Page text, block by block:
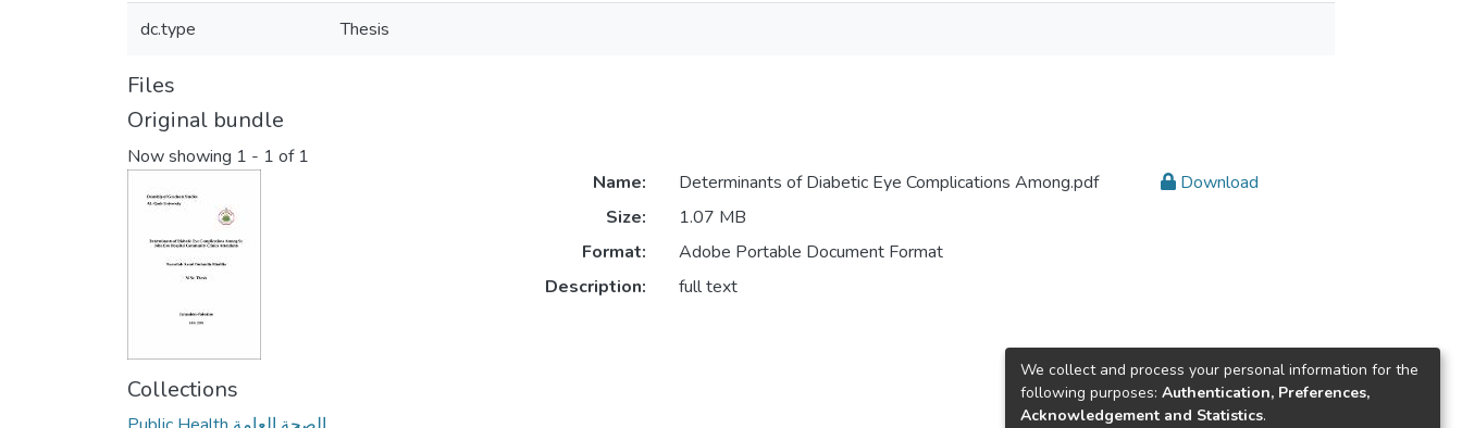
dc.type Thesis
Files
Original bundle
Now showing 1 - 1 of 1
Name:
Determinants of Diabetic Eye Complications Among.pdf
Size:
1.07 MB
Format:
Adobe Portable Document Format
Description:
full text
Download
Collections
We collect and process your personal information for the
following purposes: Authentication, Preferences,
Acknowledgement and Statistics.